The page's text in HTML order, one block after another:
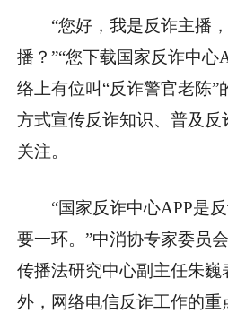
“您好，我是反诈主播
播？”“您下载国家反诈中心
络上有位叫“反诈警官老陈”
方式宣传反诈知识、普及反
关注。
“国家反诈中心APP是
要一环。”中消协专家委员
传播法研究中心副主任朱巍
外，网络电信反诈工作的重